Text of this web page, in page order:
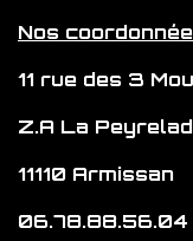
m
Nos
11 rue des 3
Z.A La
11110 Armissan
06.78.88.56.04